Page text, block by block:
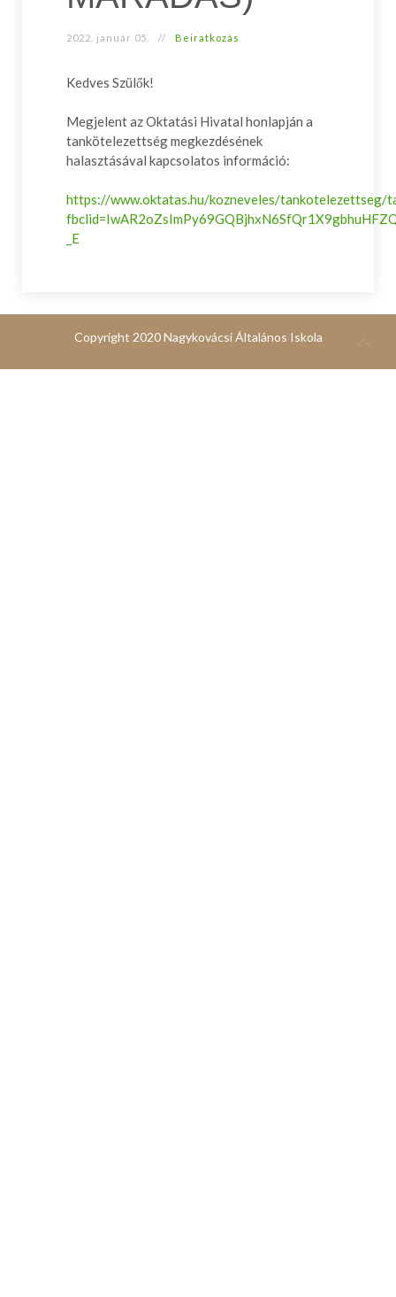
2022. január 05. Beiratkozás
Kedves Szülők!
Megjelent az Oktatási Hivatal honlapján a
tankötelezettség megkezdésének
halasztásával kapcsolatos információ:
https://www.oktatas.hu/kozneveles/tankotelezettseg/
_E
Copyright 2020 Nagykovácsi Általános Iskola